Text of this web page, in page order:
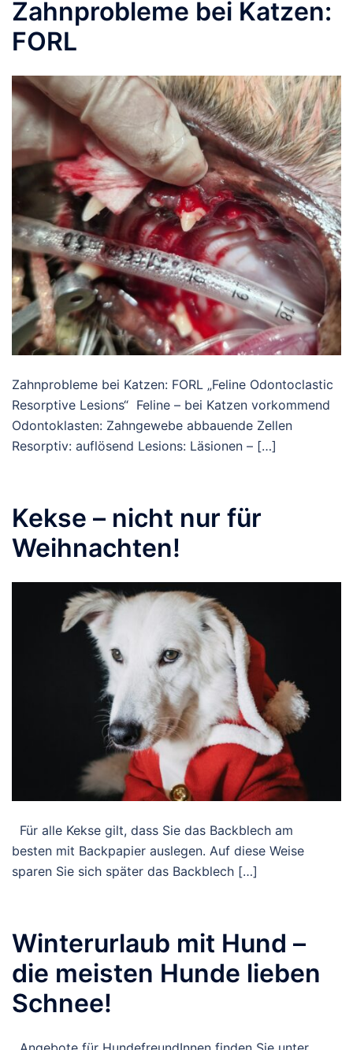
Zahnprobleme bei Katzen:
FORL
Zahnprobleme bei Katzen: FORL „Feline Odontoclastic
Resorptive Lesions“ Feline – bei Katzen vorkommend
Odontoklasten: Zahngewebe abbauende Zellen
Resorptiv: auflösend Lesions: Läsionen – […]
Kekse – nicht nur für
Weihnachten!
Für alle Kekse gilt, dass Sie das Backblech am
besten mit Backpapier auslegen. Auf diese Weise
sparen Sie sich später das Backblech […]
Winterurlaub mit Hund –
die meisten Hunde lieben
Schnee!